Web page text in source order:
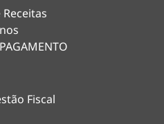
Receitas
Fiscal